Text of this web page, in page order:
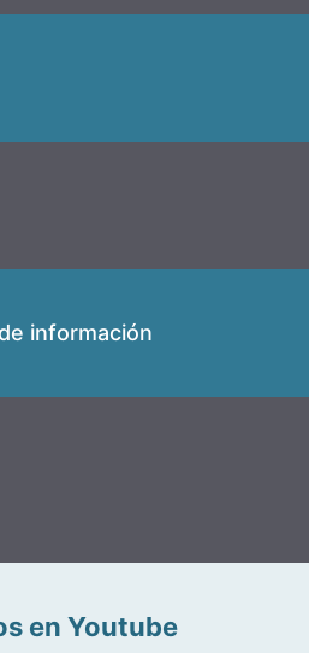
información
en Youtube